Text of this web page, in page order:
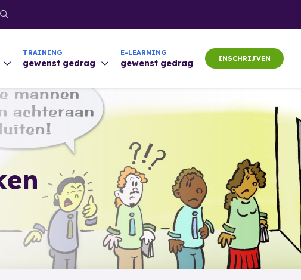
TRAINING
gewenst gedrag
E-LEARNING
gewenst gedrag INSCHRIJVEN